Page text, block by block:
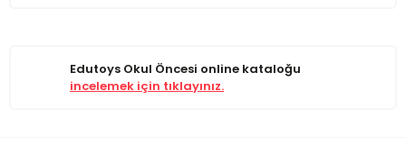
Edutoys Okul Öncesi online kataloğu
incelemek için tıklayınız.